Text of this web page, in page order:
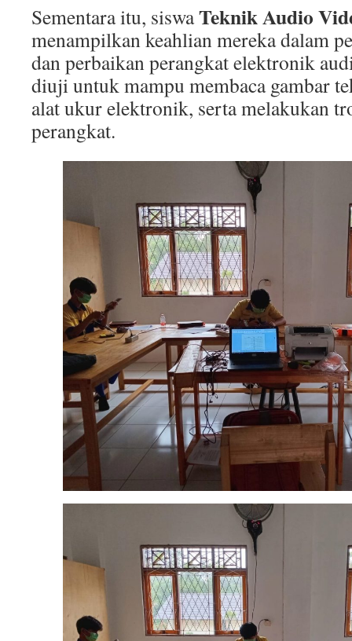
Sementara itu, siswaTeknik Audio
menampilkan keahlian mereka dalam
dan perbaikan perangkat elektronik
diuji untuk mampu membaca gambar
alat ukur elektronik, serta melakukan
perangkat.